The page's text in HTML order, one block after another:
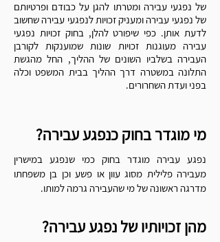
של נפגעי עבירה ומטרתו להגן על כבודם ופרטיותם
של נפגעי עבירה ומעניק זכויות לנפגעי עבירה שחשוב
לדעת אותן. כפי שיפורט להלן, בחוק זכויות נפגעי
עבירה מעוגנות זכויות שונות שמוענקות לקורבן
העבירה בשלביו השונים של ההליך, החל מהגשת
התלונה במשטרה דרך ההליך בבית המשפט וכלה
בפני ועדת השחרורים.
מי מוגדר בחוק כנפגע עבירה?
נפגע עבירה מוגדר בחוק כמי שנפגע במישרין
מעבירה פלילית מסוג עוון או פשע וכן בן משפחתו
מדרגה ראשונה של מי שהעבירה גרמה למותו.
מהן זכויותיו של נפגע עבירה?